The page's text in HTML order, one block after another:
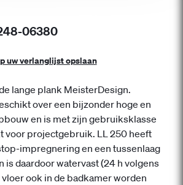
06380
uw verlanglijst opslaan
lange plank MeisterDesign.
over een bijzonder hoge en
en is met zijn gebruiksklasse
voor projectgebruik. LL 250 heeft
impregnering en een tussenlaag
is daardoor watervast (24 h volgens
vloer ook in de badkamer worden